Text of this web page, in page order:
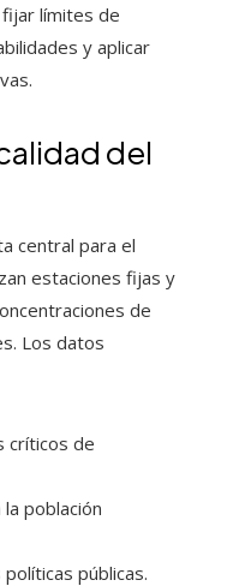
límites de
y aplicar
del
central para el
estaciones fijas y
de
Los datos
críticos de
población
públicas.